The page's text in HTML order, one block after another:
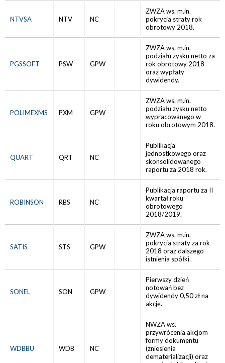
NTVSA NTV NC
ZWZA ws. m.in.
pokrycia straty rok
obrotowy 2018.
PGSSOFT PSW GPW
ZWZA ws. m.in.
podziału zysku netto za
rok obrotowy 2018
oraz wypłaty
dywidendy.
POLIMEXMS PXM GPW
ZWZA ws. m.in.
podziału zysku netto
wypracowanego w
roku obrotowym 2018.
QUART QRT NC
Publikacja
jednostkowego oraz
skonsolidowanego
raportu za 2018 rok.
ROBINSON RBS NC
Publikacja raportu za II
kwartał roku
obrotowego
2018/2019.
SATIS STS GPW
ZWZA ws. m.in.
pokrycia straty za rok
2018 oraz dalszego
istnienia spółki.
SONEL SON GPW
Pierwszy dzień
notowań bez
dywidendy 0,50 zł na
akcję.
WDBBU WDB NC
NWZA ws.
przywrócenia akcjom
formy dokumentu
(zniesienia
dematerializacji) oraz